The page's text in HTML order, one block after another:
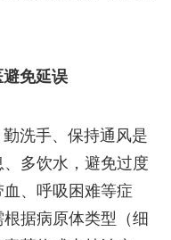
避免延误
洗手、保持通风是
多饮水，避免过度
、呼吸困难等症
据病原体类型（细